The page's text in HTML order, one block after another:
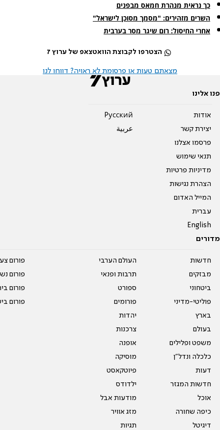
כך נראית מנהרת חמאס מבפנים
השרים מזהירים: "מסמך מסוכן לישראל"
‏אחרי החיסול: רום שיגר מסר בערבית
הצטרפו לקבוצת הוואטצאפ של ערוץ 7
מצאתם טעות או פרסומת לא ראויה? דווחו לנו
פנו אלינו
אודות
יצירת קשר
פרסמו אצלנו
תנאי שימוש
מדיניות פרטיות
הצהרת נגישות
המייל האדום
עברית
English
Pусский
عربية
מדורים
חדשות
מבזקים
ביטחוני
פוליטי-מדיני
בארץ
בעולם
משפט ופלילים
כלכלה ונדל"ן
דעות
חדשות המגזר
אוכל
כיפה שחורה
דיגיטל
העולם הערבי
תרבות ופנאי
ספורט
פורומים
יהדות
צרכנות
אופנה
מוסיקה
פיוטקאסט
ילדודס
מודעות אבל
מזג אוויר
תגיות
פורום
פורום
פורום
פורום